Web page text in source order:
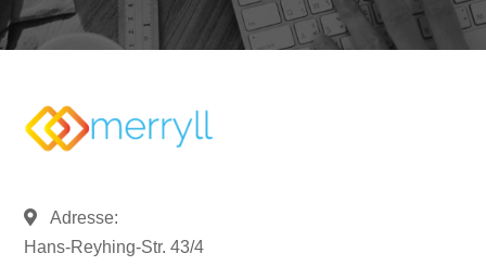
Adresse:
Hans-Reyhing-Str. 43/4